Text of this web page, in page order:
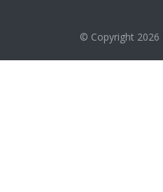
© Copyright 2026